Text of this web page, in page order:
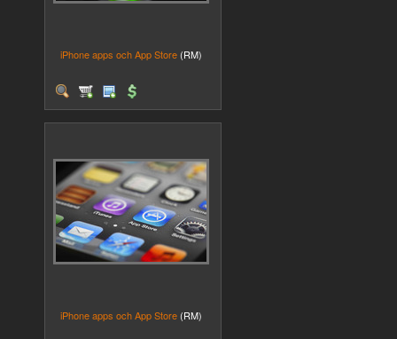
iPhone apps och App Store (RM)
iPhone apps och App Store (RM)